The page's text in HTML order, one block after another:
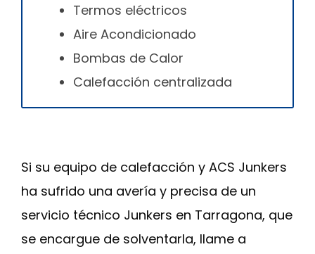
Termos eléctricos
Aire Acondicionado
Bombas de Calor
Calefacción centralizada
Si su equipo de calefacción y ACS Junkers
ha sufrido una avería y precisa de un
servicio técnico Junkers en Tarragona, que
se encargue de solventarla, llame a